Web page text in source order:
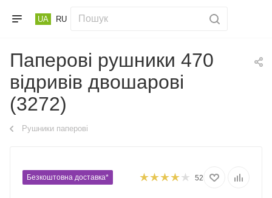
UA RU
Паперові рушники 470
відривів двошарові
(3272)
Рушники паперові
Безкоштовна доставка* 52